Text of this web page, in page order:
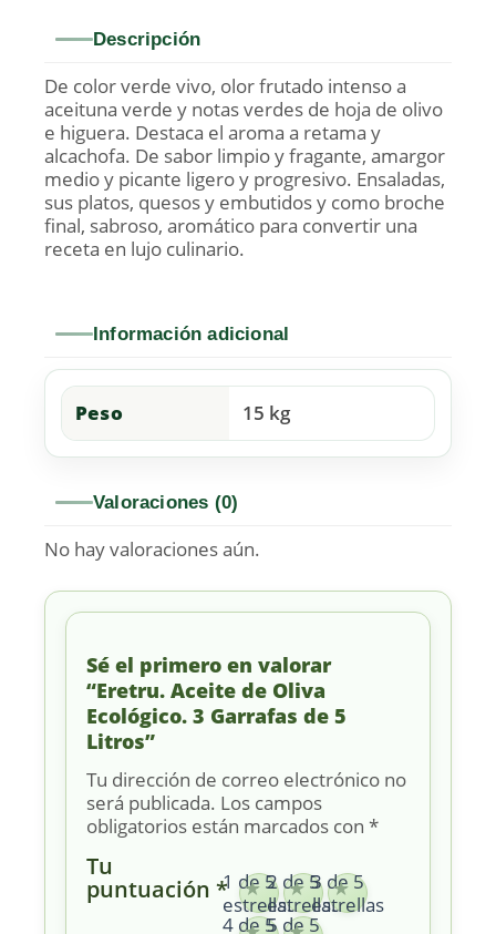
Descripción
De color verde vivo, olor frutado intenso a
aceituna verde y notas verdes de hoja de olivo
e higuera. Destaca el aroma a retama y
alcachofa. De sabor limpio y fragante, amargor
medio y picante ligero y progresivo. Ensaladas,
sus platos, quesos y embutidos y como broche
final, sabroso, aromático para convertir una
receta en lujo culinario.
Información adicional
Peso 15 kg
Valoraciones (0)
No hay valoraciones aún.
Sé el primero en valorar
“Eretru. Aceite de Oliva
Ecológico. 3 Garrafas de 5
Litros”
Tu dirección de correo electrónico no
será publicada. Los campos
obligatorios están marcados con *
Tu
puntuación *1 de 5
estrellas
2 de 5
estrellas
3 de 5
estrellas
4 de 55 de 5